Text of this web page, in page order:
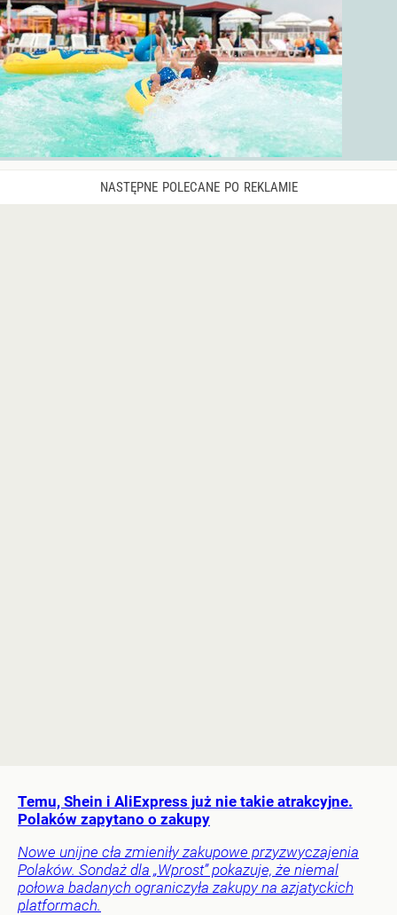
Temu, Shein i AliExpress już nie takie atrakcyjne.
Polaków zapytano o zakupy
Nowe unijne cła zmieniły zakupowe przyzwyczajenia
Polaków. Sondaż dla „Wprost” pokazuje, że niemal
połowa badanych ograniczyła zakupy na azjatyckich
platformach.